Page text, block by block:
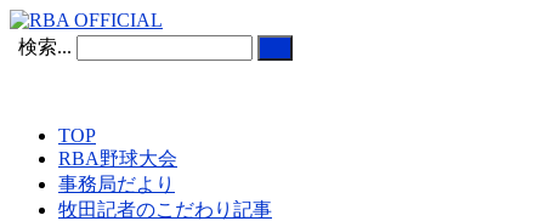
検索...
TOP
RBA野球大会
事務局だより
牧田記者のこだわり記事